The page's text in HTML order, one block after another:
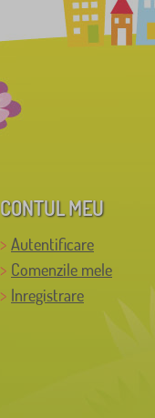
CONTUL MEU
Autentificare
Comenzile mele
Inregistrare